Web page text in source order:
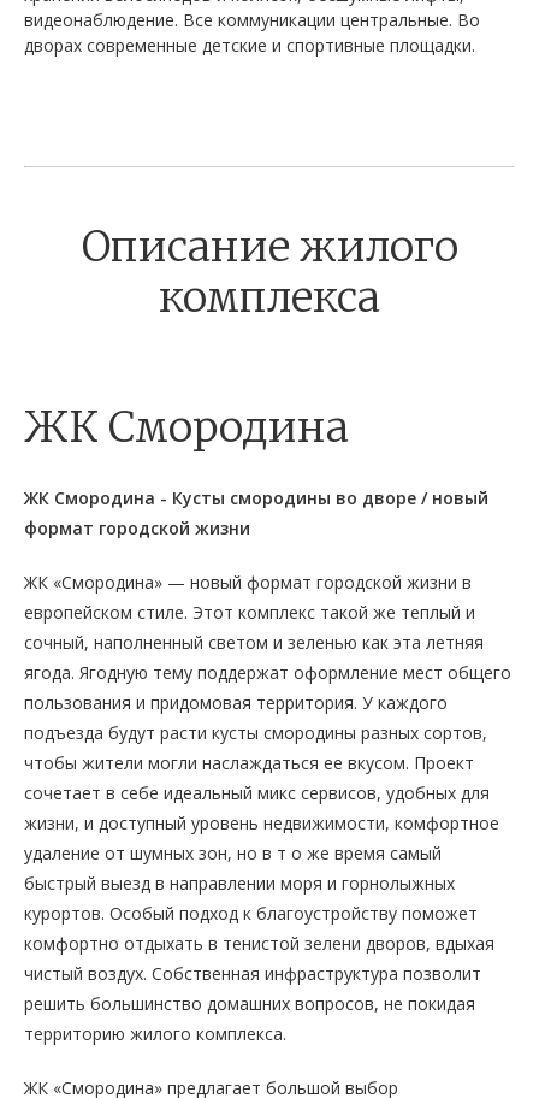
видеонаблюдение. Все коммуникации центральные. Во
дворах современные детские и спортивные площадки.
Описание жилого
комплекса
ЖК Смородина
ЖК Смородина - Кусты смородины во дворе / новый
формат городской жизни
ЖК «Смородина» — новый формат городской жизни в
европейском стиле. Этот комплекс такой же теплый и
сочный, наполненный светом и зеленью как эта летняя
ягода. Ягодную тему поддержат оформление мест общего
пользования и придомовая территория. У каждого
подъезда будут расти кусты смородины разных сортов,
чтобы жители могли наслаждаться ее вкусом. Проект
сочетает в себе идеальный микс сервисов, удобных для
жизни, и доступный уровень недвижимости, комфортное
удаление от шумных зон, но в т о же время самый
быстрый выезд в направлении моря и горнолыжных
курортов. Особый подход к благоустройству поможет
комфортно отдыхать в тенистой зелени дворов, вдыхая
чистый воздух. Собственная инфраструктура позволит
решить большинство домашних вопросов, не покидая
территорию жилого комплекса.
ЖК «Смородина» предлагает большой выбор